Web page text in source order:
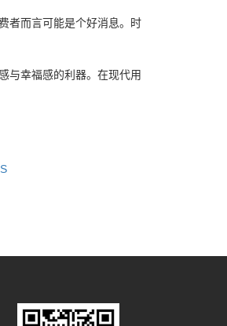
者而言可能是个好消息。时
幸福感的利器。在现代用